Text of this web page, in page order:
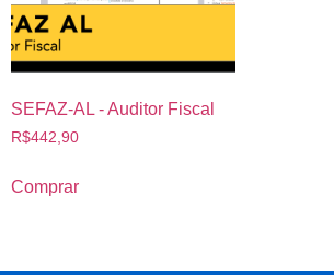
SEFAZ-AL - Auditor Fiscal
R$442,90
Comprar